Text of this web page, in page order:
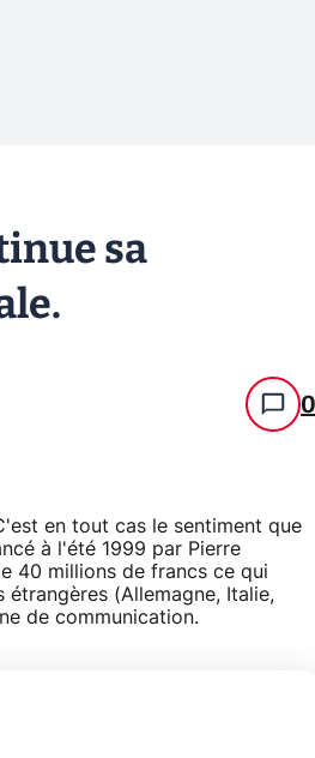
sa
0
en tout cas le sentiment que
à l'été 1999 par Pierre
40 millions de francs ce qui
(Allemagne, Italie,
de communication.